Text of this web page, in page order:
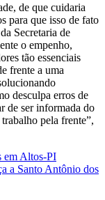
de que cuidaria
para que isso de fato
Secretaria de
o empenho,
tão essenciais
frente a uma
desculpa erros de
de ser informada do
pela frente”,
em Altos-PI
a Santo Antônio dos